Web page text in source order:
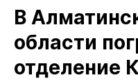
В
области
отделение